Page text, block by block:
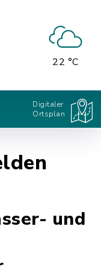
22 °C
Digitaler
Ortsplan
und